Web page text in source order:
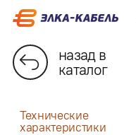
назад в
каталог
Технические
характеристики